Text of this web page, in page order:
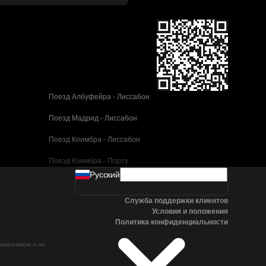
Поезд Албуфейра - Лиссабон
Поезд Мадрид - Лиссабон
Поезд Коимбра - Лиссабон
Поезд Коимбра - Порту
Поезд Валенсия - Барселона
Поезд Севилья - Барселона
Поезд Малага - Барселона
Поезд Малага - Мадрид
и не
Pусский
Служба поддержки клиентов
Условия и положения
Политика конфиденциальности